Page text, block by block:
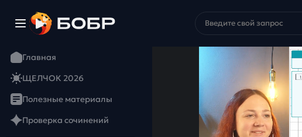
Главная
ЩЕЛЧОК 2026
Полезные материалы
Проверка сочинений